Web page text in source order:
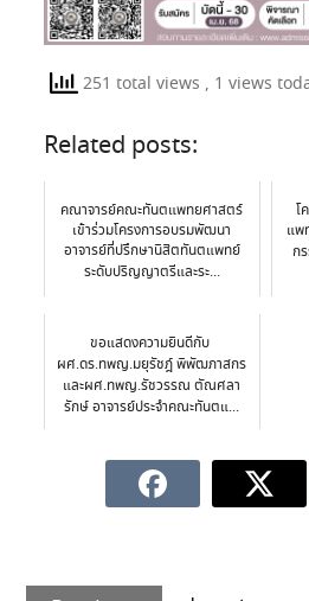
251 total views , 1 views
Related posts:
คณาจารย์คณะทันตแพทยศาสตร์
เข้าร่วมโครงการอบรมพัฒนา
อาจารย์ที่ปรึกษานิสิตทันตแพทย์
ระดับปริญญาตรีและระ...
โ
แพ
ก
ขอแสดงความยินดีกับ
ผศ.ดร.ทพญ.มยุรัชฎ์ พิพัฒภาสกร
และผศ.ทพญ.รัชวรรณ ตัณศลา
รักษ์ อาจารย์ประจำคณะทันตแ...